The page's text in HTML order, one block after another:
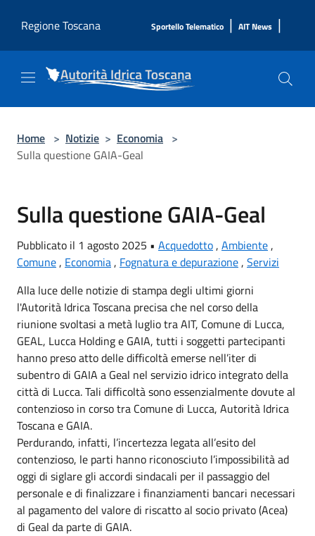
Regione Toscana
Sportello Telematico | AIT News |
Home > Notizie > Economia >
Sulla questione GAIA-Geal
Sulla questione GAIA-Geal
Pubblicato il 1 agosto 2025 • Acquedotto, Ambiente,
Comune, Economia, Fognatura e depurazione, Servizi
Alla luce delle notizie di stampa degli ultimi giorni
l'Autorità Idrica Toscana precisa che nel corso della
riunione svoltasi a metà luglio tra AIT, Comune di Lucca,
GEAL, Lucca Holding e GAIA, tutti i soggetti partecipanti
hanno preso atto delle difficoltà emerse nell’iter di
subentro di GAIA a Geal nel servizio idrico integrato della
città di Lucca. Tali difficoltà sono essenzialmente dovute al
contenzioso in corso tra Comune di Lucca, Autorità Idrica
Toscana e GAIA.
Perdurando, infatti, l’incertezza legata all’esito del
contenzioso, le parti hanno riconosciuto l’impossibilità ad
oggi di siglare gli accordi sindacali per il passaggio del
personale e di finalizzare i finanziamenti bancari necessari
al pagamento del valore di riscatto al socio privato (Acea)
di Geal da parte di GAIA.